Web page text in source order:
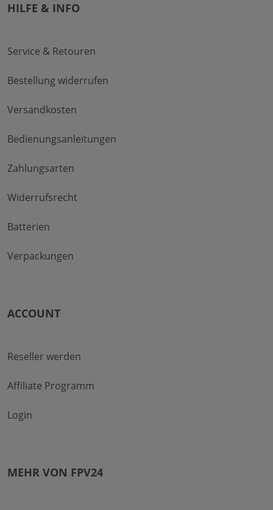
HILFE & INFO
Service & Retouren
Bestellung widerrufen
Versandkosten
Bedienungsanleitungen
Zahlungsarten
Widerrufsrecht
Batterien
Verpackungen
ACCOUNT
Reseller werden
Affiliate Programm
Login
MEHR VON FPV24